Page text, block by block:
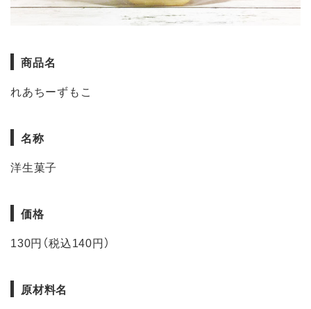
商品名
れあちーずもこ
名称
洋生菓子
価格
130円（税込140円）
原材料名